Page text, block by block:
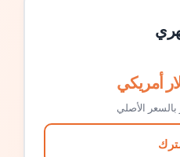
أمريكي
الأصلي